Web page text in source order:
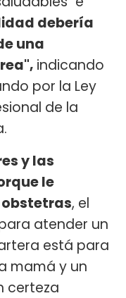
debería
una
indicando
por la Ley
de la
y las
le
, el
atender un
está para
mamá y un
certeza